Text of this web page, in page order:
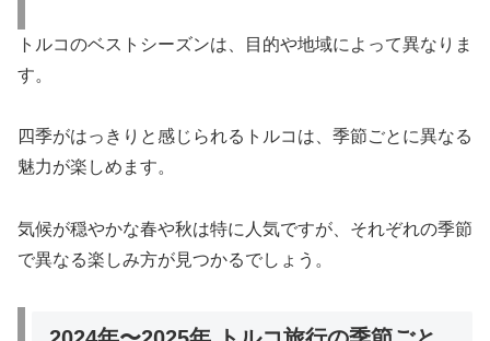
トルコのベストシーズンは、目的や地域によって異なりま
す。
四季がはっきりと感じられるトルコは、季節ごとに異なる
魅力が楽しめます。
気候が穏やかな春や秋は特に人気ですが、それぞれの季節
で異なる楽しみ方が見つかるでしょう。